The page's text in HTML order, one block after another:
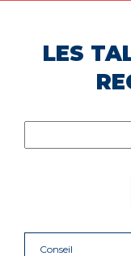
LES
Conseil